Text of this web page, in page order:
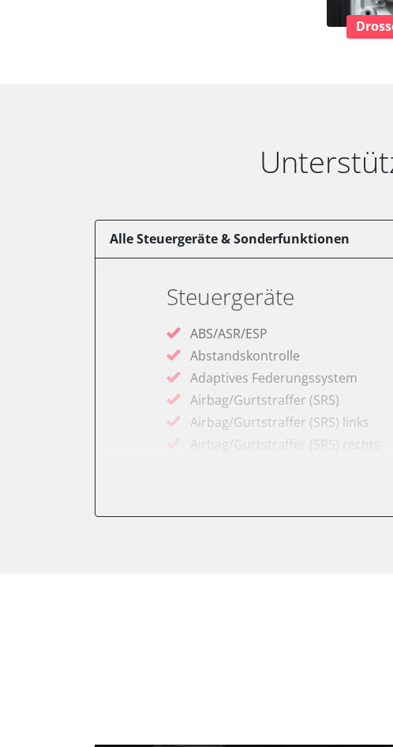
Alle Steuergeräte & Sonderfunktionen
Steuergeräte
ABS/ASR/ESP
Abstandskontrolle
Adaptives Federungssystem
Airbag/Gurtstraffer (SRS)
Airbag/Gurtstraffer (SRS) links
Airbag/Gurtstraffer (SRS) rechts